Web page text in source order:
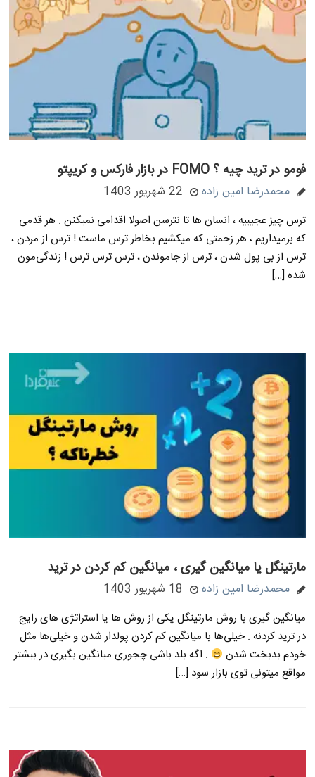
فومو در ترید چیه ؟ FOMO در بازار فارکس و کریپتو
محمدرضا امین زاده 22 شهریور 1403
ترس چیز عجیبیه ، انسان ها تا نترسن اصولا اقدامی نمیکنن . هر قدمی
که برمیداریم ، هر زحمتی که میکشیم بخاطر ترس ماست ! ترس از مردن ،
ترس از بی پول شدن ، ترس از جاموندن ، ترس ترس ترس ! زندگی‌مون
شده […]
مارتینگل یا میانگین گیری ، میانگین کم کردن در ترید
محمدرضا امین زاده 18 شهریور 1403
میانگین گیری با روش مارتینگل یکی از روش ها یا استراتژی های رایج
در ترید کردنه . خیلی‌ها با میانگین کم کردن پولدار شدن و خیلی‌ها مثل
خودم بدبخت شدن
. اگه بلد باشی چجوری میانگین بگیری در بیشتر
مواقع میتونی توی بازار سود […]